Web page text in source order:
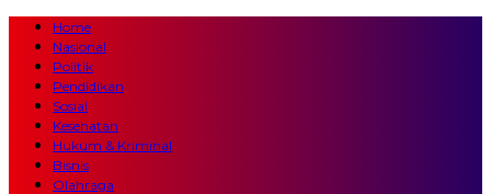
Home
Nasional
Politik
Pendidikan
Sosial
Kesehatan
Hukum & Kriminal
Bisnis
Olahraga